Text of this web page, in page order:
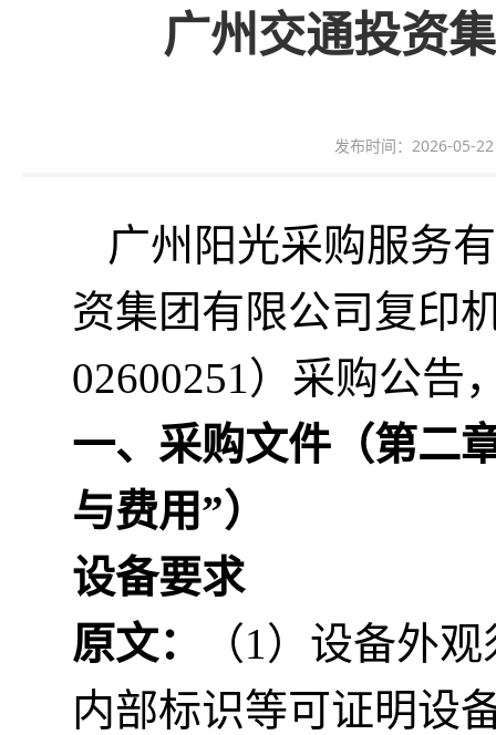
广州交通投资
发布时间：2026-05-
广州阳光采购服务
资集团有限公司复印
02600251）采购公告
一、采购文件（第二
与费用”）
设备要求
原文：
（1）设备外
内部标识等可证明设